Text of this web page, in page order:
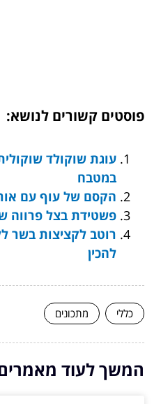
פוסטים קשורים לנושא:
עוגת שוקולד
במטבח
הקסם של עוף עם
פשטידת בצל פרווה
רוטב לקציצות בשר
להכין
כללי מתכונים
המשך לעוד מאמרים